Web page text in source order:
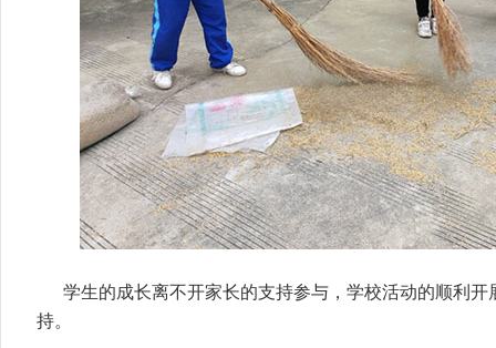
学生的成长离不开家长的支持参与，学校活动的顺利
持。